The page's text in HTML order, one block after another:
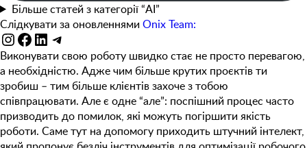
Більше статей з категорії “AI”
Слідкувати за оновленнями Onix Team:
Instagram
Facebook
LinkedIn
Telegram
Виконувати свою роботу швидко стає не просто перевагою,
а необхідністю. Адже чим більше крутих проєктів ти
зробиш – тим більше клієнтів захоче з тобою
співпрацювати. Але є одне “але”: поспішний процес часто
призводить до помилок, які можуть погіршити якість
роботи. Саме тут на допомогу приходить штучний інтелект,